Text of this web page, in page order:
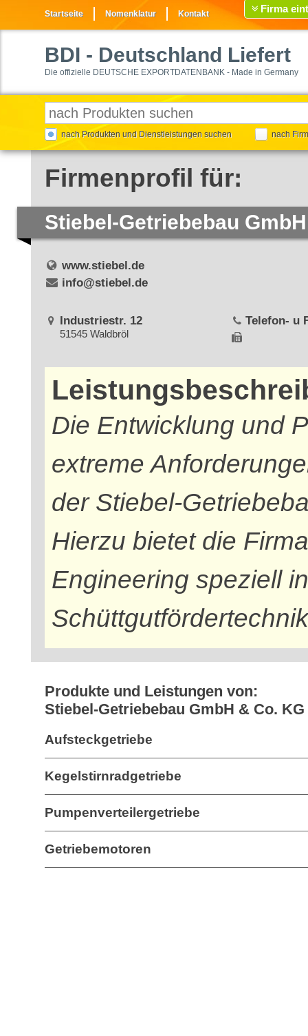
Startseite Nomenklatur Kontakt Firma
BDI - Deutschland Liefert
Die offizielle DEUTSCHE EXPORTDATENBANK - Made in Germany
nach Produkten und Dienstleistungen suchen nach
Firmenprofil für:
Stiebel-Getriebebau
www.stiebel.de
info@stiebel.de
Industriestr. 12
51545 Waldbröl
Telefon- u
Die Entwicklung und
extreme
der Stiebel-
Hierzu bietet die
Engineering speziell
Produkte und Leistungen von:
Stiebel-Getriebebau GmbH & Co. KG
Aufsteckgetriebe
Kegelstirnradgetriebe
Pumpenverteilergetriebe
Getriebemotoren